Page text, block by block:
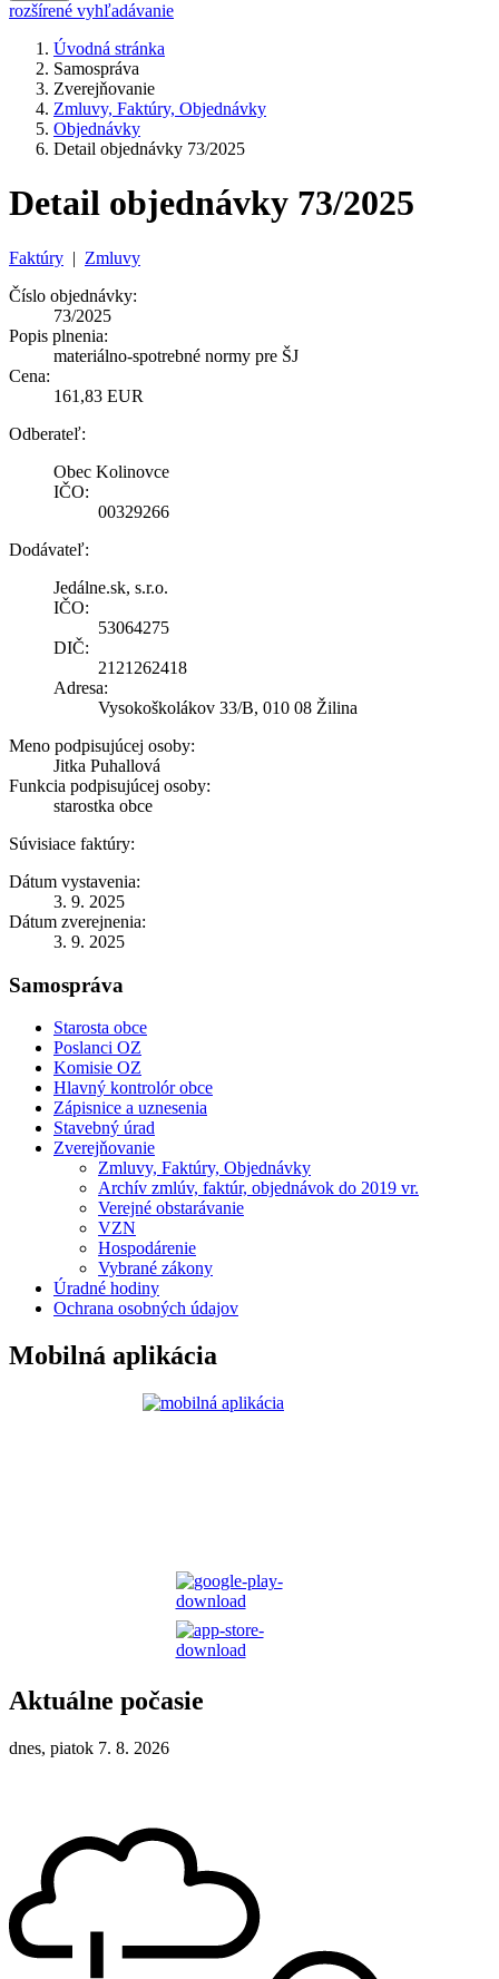
rozšírené vyhľadávanie
Úvodná stránka
Samospráva
Zverejňovanie
Zmluvy, Faktúry, Objednávky
Objednávky
Detail objednávky 73/2025
Detail objednávky 73/2025
Faktúry | Zmluvy
Číslo objednávky:
73/2025
Popis plnenia:
materiálno-spotrebné normy pre ŠJ
Cena:
161,83 EUR
Odberateľ:
Obec Kolinovce
IČO:
00329266
Dodávateľ:
Jedálne.sk, s.r.o.
IČO:
53064275
DIČ:
2121262418
Adresa:
Vysokoškolákov 33/B, 010 08 Žilina
Meno podpisujúcej osoby:
Jitka Puhallová
Funkcia podpisujúcej osoby:
starostka obce
Súvisiace faktúry:
Dátum vystavenia:
3. 9. 2025
Dátum zverejnenia:
3. 9. 2025
Samospráva
Starosta obce
Poslanci OZ
Komisie OZ
Hlavný kontrolór obce
Zápisnice a uznesenia
Stavebný úrad
Zverejňovanie
Zmluvy, Faktúry, Objednávky
Archív zmlúv, faktúr, objednávok do 2019 vr.
Verejné obstarávanie
VZN
Hospodárenie
Vybrané zákony
Úradné hodiny
Ochrana osobných údajov
Mobilná aplikácia
Aktuálne počasie
dnes, piatok 7. 8. 2026